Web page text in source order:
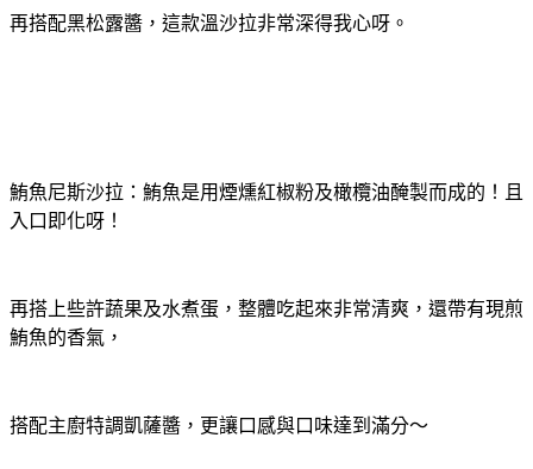
再搭配黑松露醬，這款溫沙拉非常深得我心呀。
鮪魚尼斯沙拉：鮪魚是用煙燻紅椒粉及橄欖油醃製而成的！且
入口即化呀！
再搭上些許蔬果及水煮蛋，整體吃起來非常清爽，還帶有現煎
鮪魚的香氣，
搭配主廚特調凱薩醬，更讓口感與口味達到滿分～